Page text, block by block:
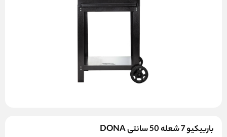
باربیکیو 7 شعله 50 سانتی DONA